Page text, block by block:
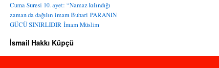
Cuma Suresi 10. ayet: “Namaz kılındığı
zaman da dağılın imam Buhari PARANIN
GÜCÜ SINIRLIDIR İmam Müslim
İsmail Hakkı Küpçü